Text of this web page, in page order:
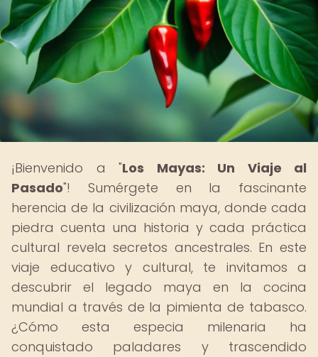
¡Bienvenido a "Los Mayas: Un Viaje al
Pasado"! Sumérgete en la fascinante
herencia de la civilización maya, donde cada
piedra cuenta una historia y cada práctica
cultural revela secretos ancestrales. En este
viaje educativo y cultural, te invitamos a
descubrir el legado maya en la cocina
mundial a través de la pimienta de tabasco.
¿Cómo esta especia milenaria ha
conquistado paladares y trascendido